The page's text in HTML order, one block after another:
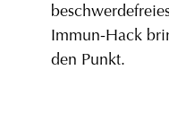
Immun-Hack
den Punkt.